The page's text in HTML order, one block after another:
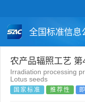
全国标准信息
国家标准
团体标准
农产品辐照工艺
Irradiation processing
Lotus seeds
国家标准 推荐性